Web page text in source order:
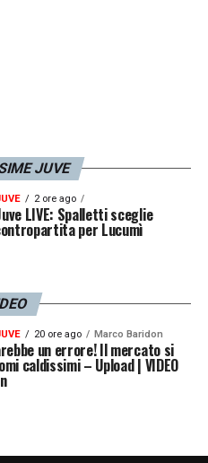
JUVE
2 ore ago
LIVE: Spalletti sceglie
per Lucumì
20 ore ago Marco Baridon
un errore! Il mercato si
caldissimi – Upload | VIDEO